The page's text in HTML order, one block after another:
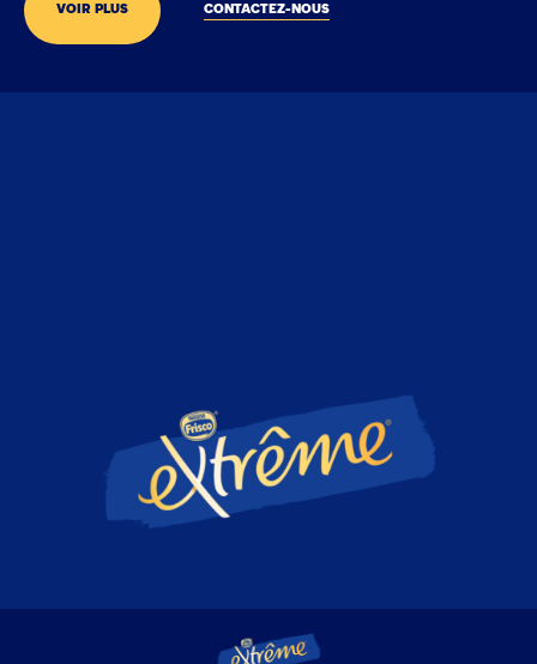
VOIR PLUS CONTACTEZ-NOUS